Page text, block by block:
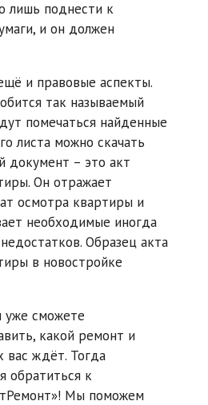
лишь поднести к
и он должен
и правовые аспекты.
так называемый
помечаться найденные
листа можно скачать
документ – это акт
Он отражает
осмотра квартиры и
необходимые иногда
Образец акта
в новостройке
уже сможете
какой ремонт и
вас ждёт. Тогда
обратиться к
Мы поможем